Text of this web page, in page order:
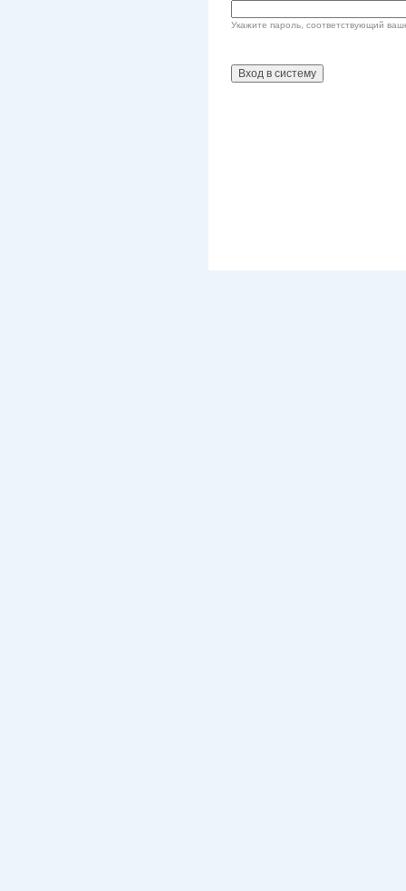
Укажите пароль, соответствующий